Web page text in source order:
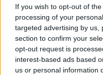
If you wish to opt-out of
processing of your
targeted advertising by us,
section to confirm your
opt-out request is
interest-based ads based
us or personal information
hypersensible anxieux
problème avec travail
psychiatre puis
votre avis